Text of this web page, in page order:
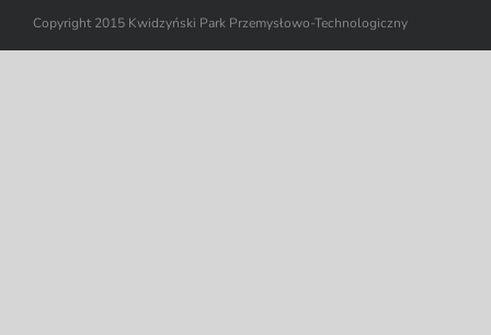
Copyright 2015 Kwidzyński Park Przemysłowo-Technologiczny